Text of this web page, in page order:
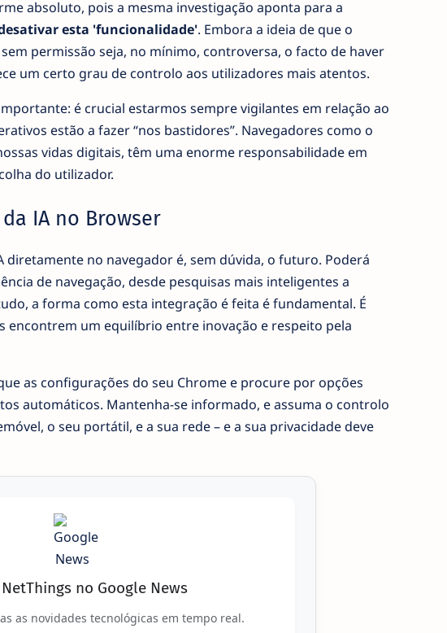
absoluto, pois a mesma investigação aponta para a
esta 'funcionalidade'. Embora a ideia de que o
permissão seja, no mínimo, controversa, o facto de haver
um certo grau de controlo aos utilizadores mais atentos.
é crucial estarmos sempre vigilantes em relação ao
estão a fazer “nos bastidores”. Navegadores como o
vidas digitais, têm uma enorme responsabilidade em
do utilizador.
IA no Browser
no navegador é, sem dúvida, o futuro. Poderá
de navegação, desde pesquisas mais inteligentes a
a forma como esta integração é feita é fundamental. É
encontrem um equilíbrio entre inovação e respeito pela
as configurações do seu Chrome e procure por opções
automáticos. Mantenha-se informado, e assuma o controlo
o seu portátil, e a sua rede – e a sua privacidade deve
no Google News
as novidades tecnológicas em tempo real.